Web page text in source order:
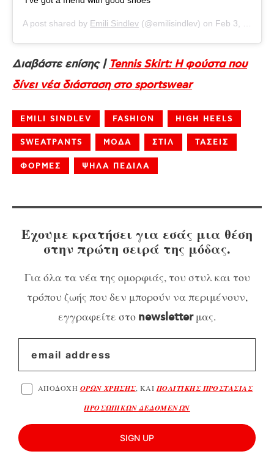
A post shared by Emili Sindlev (@emilisindlev) on Feb 3, 2020 at 5:28am PST
Διαβάστε επίσης | Tennis Skirt: Η φούστα που
δίνει νέα διάσταση στο sportswear
EMILI SINDLEV FASHION HIGH HEELS
SWEATPANTS ΜΟΔΑ ΣΤΙΛ ΤΑΣΕΙΣ
ΦΟΡΜΕΣ ΨΗΛΑ ΠΕΔΙΛΑ
Έχουμε κρατήσει για εσάς μια θέση
στην πρώτη σειρά της μόδας.
Για όλα τα νέα της ομορφιάς, του στυλ και του
τρόπου ζωής που δεν μπορούν να περιμένουν,
εγγραφείτε στο newsletterμας.
ΑΠΟΔΟΧΗ ΟΡΩΝ ΧΡΗΣΗΣ, ΚΑΙΠΟΛΙΤΙΚΗΣ ΠΡΟΣΤΑΣΙΑΣ
ΠΡΟΣΩΠΙΚΩΝ ΔΕΔΟΜΕΝΩΝ
SIGN UP